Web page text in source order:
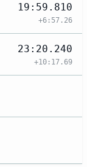
19:59.810
+6:57.26
23:20.240
+10:17.69